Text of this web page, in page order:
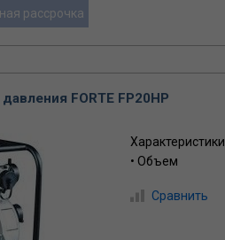
рассрочка
FORTE FP20HP
Характеристики
• Объем
Сравнить